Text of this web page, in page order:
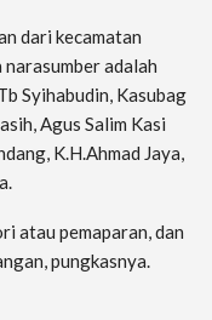
dari kecamatan
adalah
Syihabudin, Kasubag
Agus Salim Kasi
K.H.Ahmad Jaya,
atau pemaparan, dan
pungkasnya.